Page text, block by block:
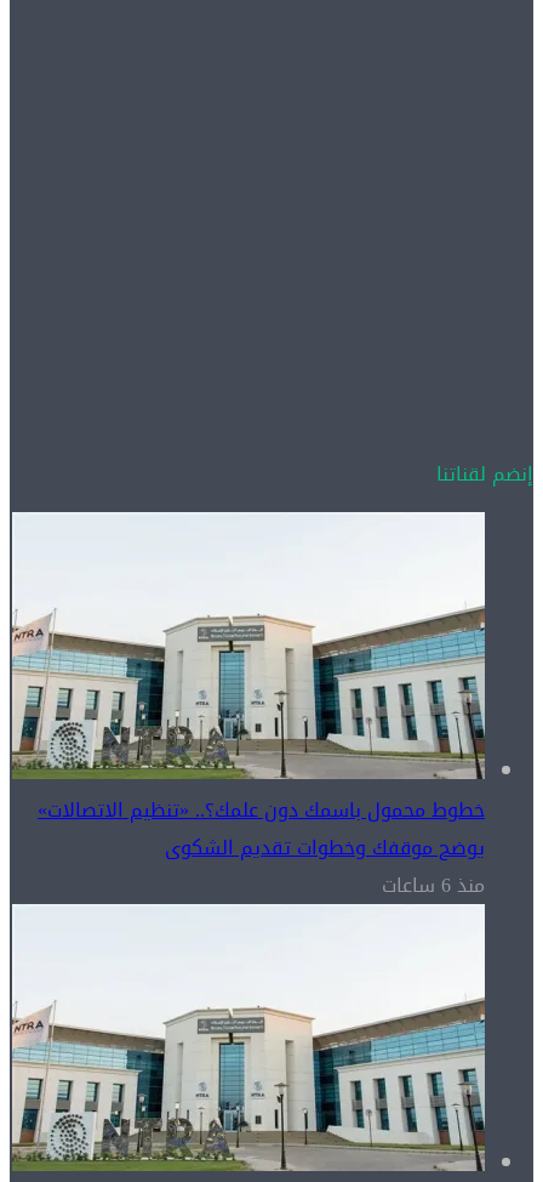
إنضم لقناتنا
خطوط محمول باسمك دون علمك؟.. «تنظيم الاتصالات»
يوضح موقفك وخطوات تقديم الشكوى
منذ 6 ساعات